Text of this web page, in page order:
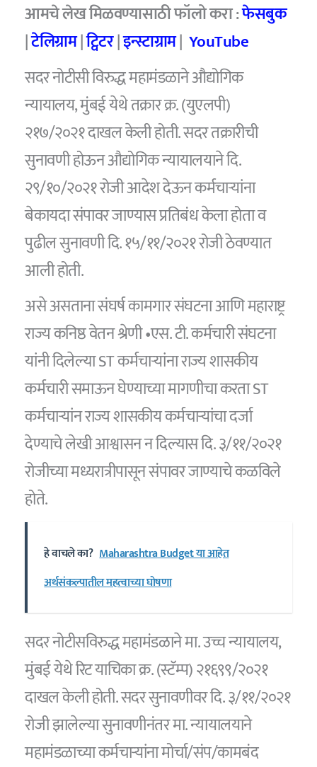
आमचे लेख मिळवण्यासाठी फॉलो करा :फेसबुक
|टेलिग्राम|ट्विटर|इन्स्टाग्राम| YouTube
सदर नोटीसी विरुद्ध महामंडळाने औद्योगिक
न्यायालय, मुंबई येथे तक्रार क्र. (युएलपी)
२१७/२०२१ दाखल केली होती. सदर तक्रारीची
सुनावणी होऊन औद्योगिक न्यायालयाने दि.
२९/१०/२०२१ रोजी आदेश देऊन कर्मचार्‍यांना
बेकायदा संपावर जाण्यास प्रतिबंध केला होता व
पुढील सुनावणी दि. १५/११/२०२१ रोजी ठेवण्यात
आली होती.
असे असताना संघर्ष कामगार संघटना आणि महाराष्ट्र
राज्य कनिष्ठ वेतन श्रेणी •एस. टी. कर्मचारी संघटना
यांनी दिलेल्या ST कर्मचार्‍यांना राज्य शासकीय
कर्मचारी समाऊन घेण्याच्या मागणीचा करता ST
कर्मचाऱ्यांन राज्य शासकीय कर्मचाऱ्यांचा दर्जा
देण्याचे लेखी आश्वासन न दिल्यास दि. ३/११/२०२१
रोजीच्या मध्यरात्रीपासून संपावर जाण्याचे कळविले
होते.
हे वाचले का? Maharashtra Budget या आहेत
अर्थसंकल्पातील महत्वाच्या घोषणा
सदर नोटीसविरुद्ध महामंडळाने मा. उच्च न्यायालय,
मुंबई येथे रिट याचिका क्र. (स्टॅम्प) २१६९९/२०२१
दाखल केली होती. सदर सुनावणीवर दि. ३/११/२०२१
रोजी झालेल्या सुनावणीनंतर मा. न्यायालयाने
महामंडळाच्या कर्मचाऱ्यांना मोर्चा/संप/कामबंद